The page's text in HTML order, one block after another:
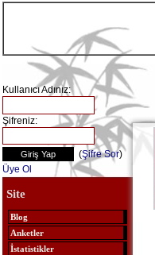
Kullanıcı Adınız:
Şifreniz:
(Şifre Sor)
Üye Ol
Site
Blog
Anketler
İstatistikler